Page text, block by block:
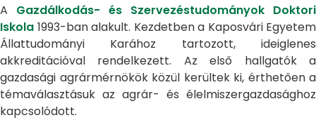
A Gazdálkodás- és Szervezéstudományok Doktori
Iskola 1993-ban alakult. Kezdetben a Kaposvári Egyetem
Állattudományi Karához tartozott, ideiglenes
akkreditációval rendelkezett. Az első hallgatók a
gazdasági agrármérnökök közül kerültek ki, érthetően a
témaválasztásuk az agrár- és élelmiszergazdasághoz
kapcsolódott.